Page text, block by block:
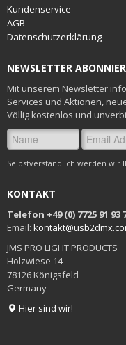
Kundenservice
AGB
Datenschutzerklärung
NEWSLETTER
Mit unserem Newsletter
Services und Aktionen,
Völlig kostenlos und
Selbstverständlich werden wir
KONTAKT
Telefon +49 (0) 7725 91 93
Email:
JMS PRO LIGHT PRODUCTS
Holzwiese 14
78126 Königsfeld
Germany
Hier sind wir!